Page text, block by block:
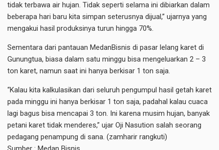
tidak terbawa air hujan. Tidak seperti selama ini dibiarkan dalam
beberapa hari baru kita simpan seterusnya dijual,” ujarnya yang
mengakui hasil produksinya turun hingga 70%.
Sementara dari pantauan MedanBisnis di pasar lelang karet di
Gunungtua, biasa dalam satu minggu bisa mengeluarkan 2 – 3
ton karet, namun saat ini hanya berkisar 1 ton saja.
“Kalau kita kalkulasikan dari seluruh pengumpul hasil getah karet
pada minggu ini hanya berkisar 1 ton saja, padahal kalau cuaca
lagi bagus bisa mencapai 3 ton. Ini karena musim hujan, banyak
petani karet tidak menderes,” ujar Oji Nasution salah seorang
pedagang penampung di sana. (zamharir rangkuti)